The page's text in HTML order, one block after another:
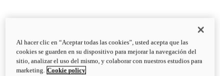
Diavel
V4
Diavel V4
Al hacer clic en “Aceptar todas las cookies”, usted acepta que las
cookies se guarden en su dispositivo para mejorar la navegación del
sitio, analizar el uso del mismo, y colaborar con nuestros estudios para
marketing. Cookie policy